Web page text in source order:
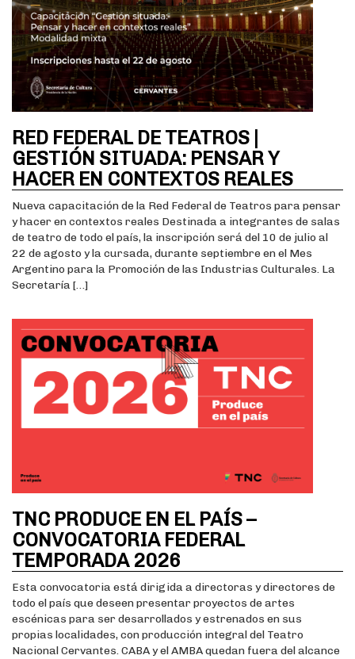
RED FEDERAL DE TEATROS |
GESTIÓN SITUADA: PENSAR Y
HACER EN CONTEXTOS REALES
Nueva capacitación de la Red Federal de Teatros para pensar
y hacer en contextos reales Destinada a integrantes de salas
de teatro de todo el país, la inscripción será del 10 de julio al
22 de agosto y la cursada, durante septiembre en el Mes
Argentino para la Promoción de las Industrias Culturales. La
Secretaría […]
TNC PRODUCE EN EL PAÍS –
CONVOCATORIA FEDERAL
TEMPORADA 2026
Esta convocatoria está dirigida a directoras y directores de
todo el país que deseen presentar proyectos de artes
escénicas para ser desarrollados y estrenados en sus
propias localidades, con producción integral del Teatro
Nacional Cervantes. CABA y el AMBA quedan fuera del alcance